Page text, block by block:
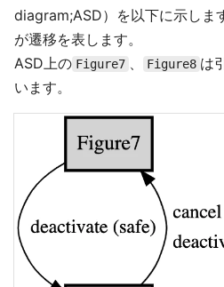
diagram;ASD）を以下に示しま
が遷移を表します。
ASD上の Figure7 Figure8 は
います。